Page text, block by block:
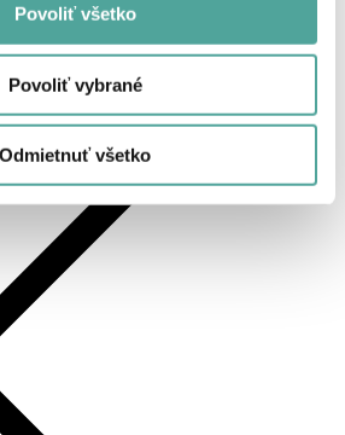
Povoliť všetko
Povoliť vybrané
Odmietnuť všetko